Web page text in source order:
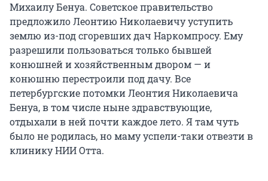
Михаилу Бенуа. Советское правительство
предложило Леонтию Николаевичу уступить
землю из-под сгоревших дач Наркомпросу. Ему
разрешили пользоваться только бывшей
конюшней и хозяйственным двором — и
конюшню перестроили под дачу. Все
петербургские потомки Леонтия Николаевича
Бенуа, в том числе ныне здравствующие,
отдыхали в ней почти каждое лето. Я там чуть
было не родилась, но маму успели-таки отвезти в
клинику НИИ Отта.